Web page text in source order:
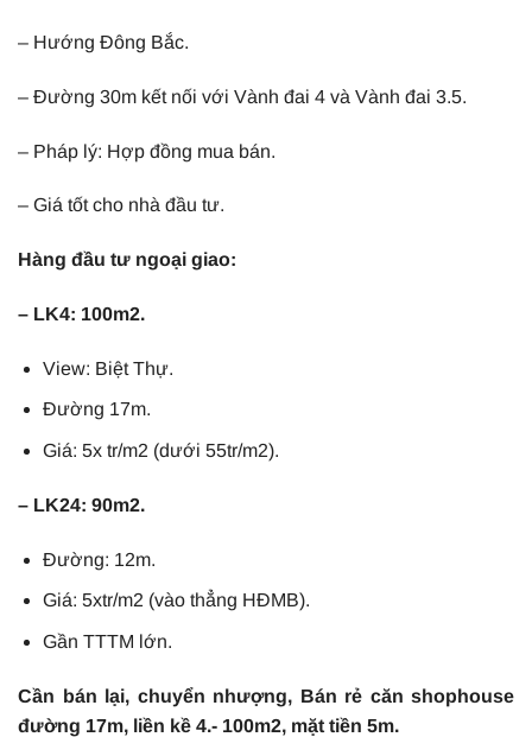
– Hướng Đông Bắc.
– Đường 30m kết nối với Vành đai 4 và Vành đai 3.5.
– Pháp lý: Hợp đồng mua bán.
– Giá tốt cho nhà đầu tư.
Hàng đầu tư ngoại giao:
– LK4: 100m2.
View: Biệt Thự.
Đường 17m.
Giá: 5x tr/m2 (dưới 55tr/m2).
– LK24: 90m2.
Đường: 12m.
Giá: 5xtr/m2 (vào thẳng HĐMB).
Gần TTTM lớn.
Cần bán lại, chuyển nhượng, Bán rẻ căn shophouse
đường 17m, liền kề 4.- 100m2, mặt tiền 5m.